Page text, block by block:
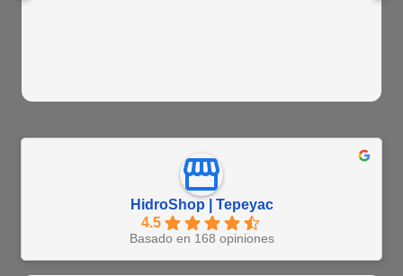
HidroShop | Tepeyac
4.5
Basado en 168 opiniones